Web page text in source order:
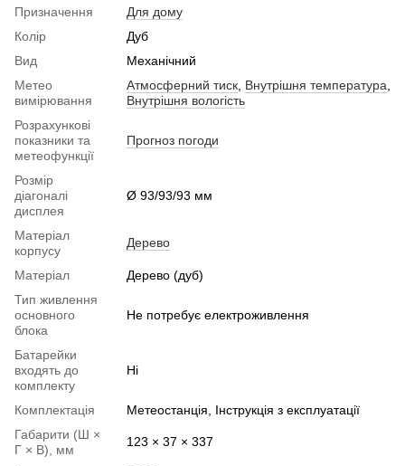
Призначення
Для дому
Колір
Дуб
Вид
Механічний
Метео
вимірювання
Атмосферний тиск, Внутрішня температура,
Внутрішня вологість
Розрахункові
показники та
метеофункції
Прогноз погоди
Розмір
діагоналі
дисплея
Ø 93/93/93 мм
Матеріал
корпусу
Дерево
Матеріал
Дерево (дуб)
Тип живлення
основного
блока
Не потребує електроживлення
Батарейки
входять до
комплекту
Ні
Комплектація
Метеостанція, Інструкція з експлуатації
Габарити (Ш ×
Г × В), мм
123 × 37 × 337